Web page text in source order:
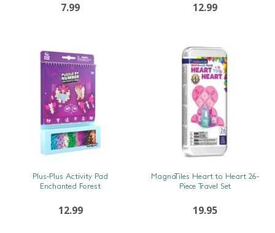
7.99 12.99
Plus-Plus Activity Pad
Enchanted Forest
12.99
MagnaTiles Heart to Heart 26-
Piece Travel Set
19.95